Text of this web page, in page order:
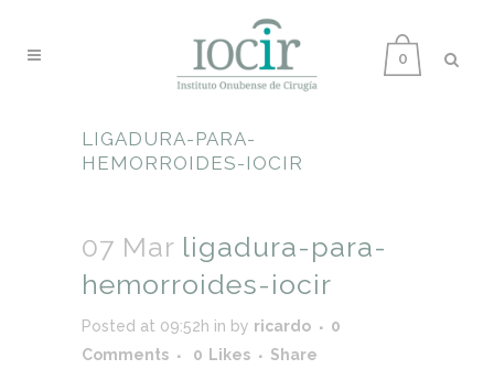
0
LIGADURA-PARA-
HEMORROIDES-IOCIR
07 Mar ligadura-para-
hemorroides-iocir
Posted at 09:52h in by ricardo
0
Comments
0 Likes Share